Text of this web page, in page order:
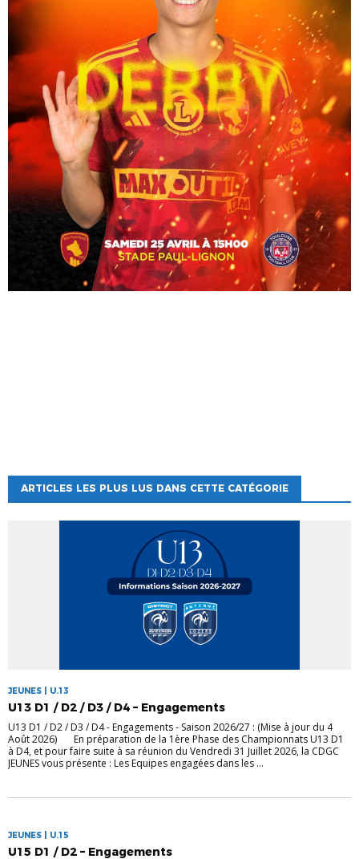
ARTICLES LES PLUS LUS DANS CETTE CATÉGORIE
JEUNES | U.13
U13 D1 / D2 / D3 / D4 – Engagements
U13 D1 / D2 / D3 / D4 - Engagements - Saison 2026/27 : (Mise à jour du 4
Août 2026) En préparation de la 1ère Phase des Championnats U13 D1
à D4, et pour faire suite à sa réunion du Vendredi 31 Juillet 2026, la CDGC
JEUNES vous présente : Les Equipes engagées dans les ...
JEUNES | U.15
U15 D1 / D2 – Engagements